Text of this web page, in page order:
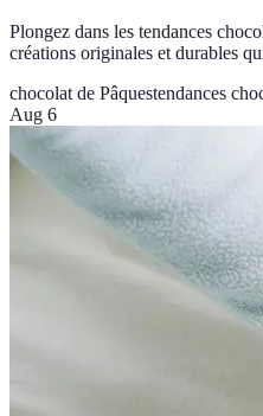
Plongez dans les tendances
créations originales et durables
chocolat de Pâquestendances
Aug 6